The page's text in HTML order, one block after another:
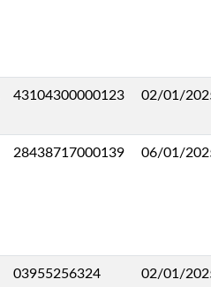
43104300000123 02/01/
28438717000139 06/01/
03955256324 02/01/